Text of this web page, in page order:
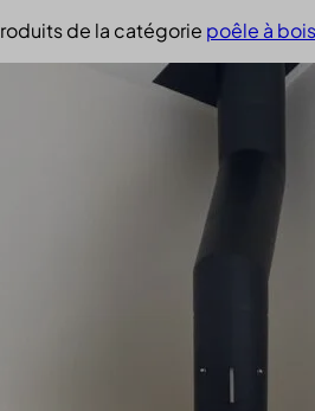
de la catégorie poêle à bois